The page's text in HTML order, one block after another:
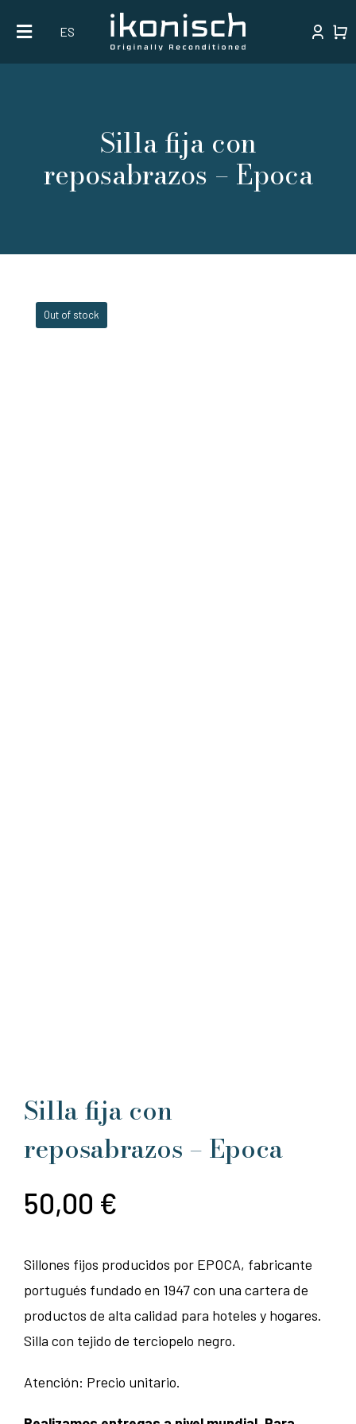
content
ES
Silla fija con
reposabrazos – Epoca
Out of stock
Silla fija con
reposabrazos – Epoca
50,00 €
Sillones fijos producidos por EPOCA, fabricante
portugués fundado en 1947 con una cartera de
productos de alta calidad para hoteles y hogares.
Silla con tejido de terciopelo negro.
Atención: Precio unitario.